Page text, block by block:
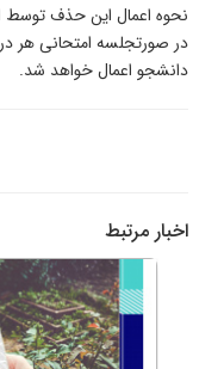
نحوه اعمال این حذف توسط
در صورتجلسه امتحانی هر
دانشجو اعمال خواهد شد.
اخبار مرتبط